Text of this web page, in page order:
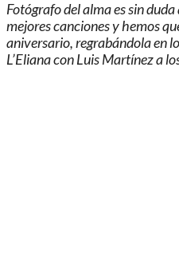
Fotógrafo del alma es sin
mejores canciones y hemos
aniversario, regrabándola en
L’Eliana con Luis Martínez a